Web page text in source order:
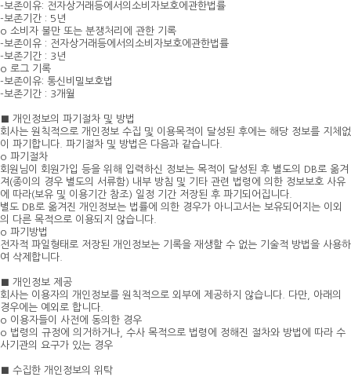
-보존이유: 전자상거래등에서의소비자보호에관한법률
-보존기간 : 5년
o 소비자 불만 또는 분쟁처리에 관한 기록
-보존이유 : 전자상거래등에서의소비자보호에관한법률
-보존기간 : 3년
o 로그 기록
-보존이유: 통신비밀보호법
-보존기간 : 3개월
■ 개인정보의 파기절차 및 방법
회사는 원칙적으로 개인정보 수집 및 이용목적이 달성된 후에는 해당 정보를 지체없
이 파기합니다. 파기절차 및 방법은 다음과 같습니다.
o 파기절차
회원님이 회원가입 등을 위해 입력하신 정보는 목적이 달성된 후 별도의 DB로 옮겨
져(종이의 경우 별도의 서류함) 내부 방침 및 기타 관련 법령에 의한 정보보호 사유
에 따라(보유 및 이용기간 참조) 일정 기간 저장된 후 파기되어집니다.
별도 DB로 옮겨진 개인정보는 법률에 의한 경우가 아니고서는 보유되어지는 이외
의 다른 목적으로 이용되지 않습니다.
o 파기방법
전자적 파일형태로 저장된 개인정보는 기록을 재생할 수 없는 기술적 방법을 사용하
여 삭제합니다.
■ 개인정보 제공
회사는 이용자의 개인정보를 원칙적으로 외부에 제공하지 않습니다. 다만, 아래의
경우에는 예외로 합니다.
o 이용자들이 사전에 동의한 경우
o 법령의 규정에 의거하거나, 수사 목적으로 법령에 정해진 절차와 방법에 따라 수
사기관의 요구가 있는 경우
■ 수집한 개인정보의 위탁